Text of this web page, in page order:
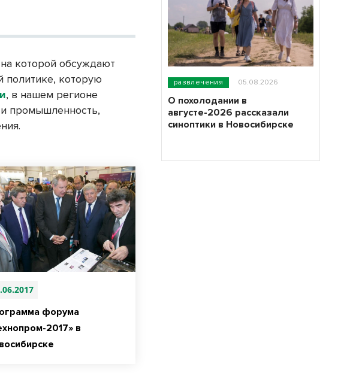
которой обсуждают
политике, которую
, в нашем регионе
и промышленность,
форума
2017» в
развлечения 05.08.2026
О похолодании в
августе-2026 рассказали
синоптики в Новосибирске